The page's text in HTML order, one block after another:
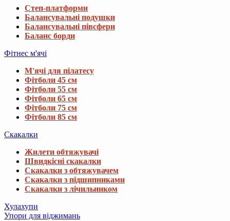
Степ-платформи
Балансувальні подушки
Балансувальні півсфери
Баланс борди
Фітнес м'ячі
М'ячі для пілатесу
Фітболи 45 см
Фітболи 55 см
Фітболи 65 см
Фітболи 75 см
Фітболи 85 см
Скакалки
Жилети обтяжувачі
Швидкісні скакалки
Скакалки з обтяжувачем
Скакалки з підшипниками
Скакалки з лічильником
Хулахупи
Упори для віджимань